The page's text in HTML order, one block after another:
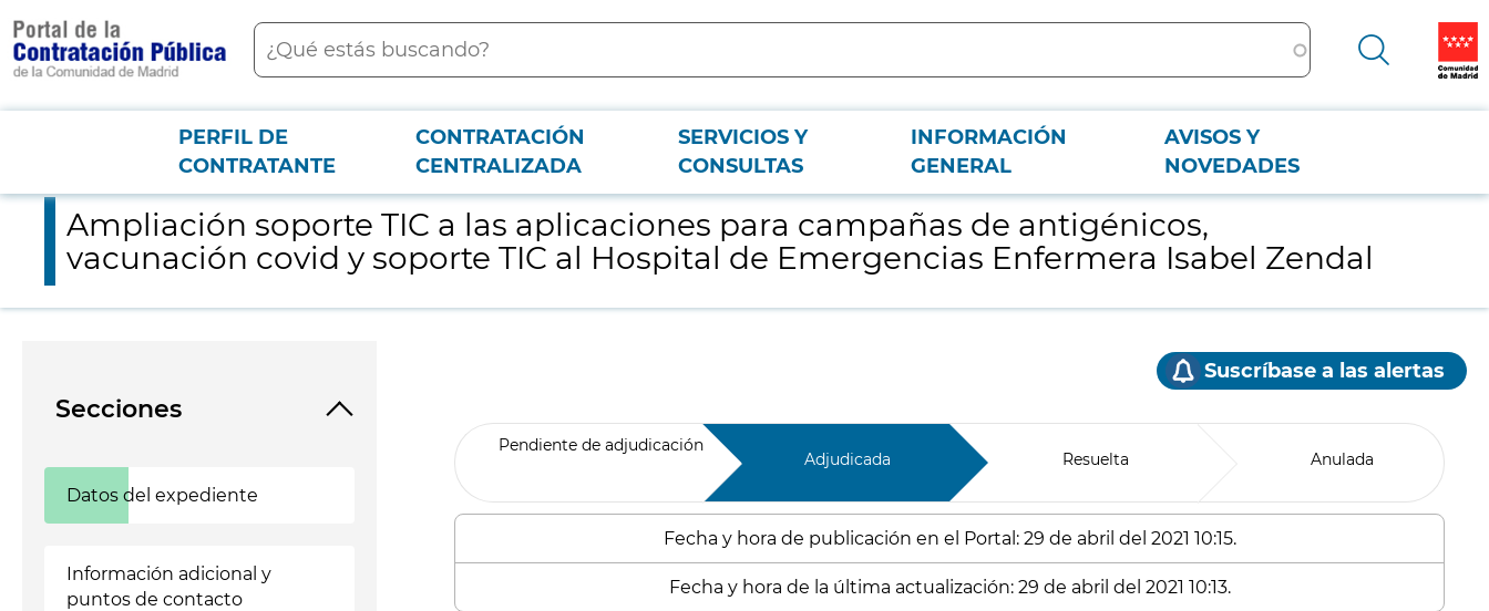
contenido
principal
Buscar
Menú PCON
PERFIL DE
CONTRATANTE
CONTRATACIÓN
CENTRALIZADA
SERVICIOS Y
CONSULTAS
INFORMACIÓN
GENERAL
AVISOS Y
NOVEDADES
Ampliación soporte TIC a las aplicaciones para campañas de antigénicos, vacunación covid y soporte TIC al Hospital de Emergencias Enfermera Isabel Zendal
Ampliación soporte TIC a las aplicaciones para campañas de antigénicos,
vacunación covid y soporte TIC al Hospital de Emergencias Enfermera Isabel Zendal
Secciones
Datos del expediente
Información adicional y
puntos de contacto
Suscríbase a las alertas
Pendiente de adjudicación
Adjudicada Resuelta Anulada
Fecha y hora de publicación en el Portal: 29 de abril del 2021 10:15.
Fecha y hora de la última actualización: 29 de abril del 2021 10:13.